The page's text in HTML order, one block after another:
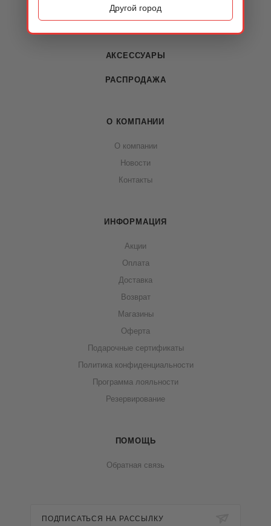
Другой город
ОБУВЬ
СУМКИ
АКСЕССУАРЫ
РАСПРОДАЖА
О КОМПАНИИ
О компании
Новости
Контакты
ИНФОРМАЦИЯ
Акции
Оплата
Доставка
Возврат
Магазины
Оферта
Подарочные сертификаты
Политика конфиденциальности
Программа лояльности
Резервирование
ПОМОЩЬ
Обратная связь
ПОДПИСАТЬСЯ НА РАССЫЛКУ